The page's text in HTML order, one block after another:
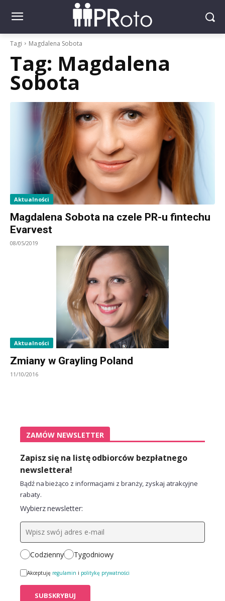
Tagi Magdalena Sobota
Tag: Magdalena
Sobota
Aktualności
Magdalena Sobota na czele PR-u fintechu
Evarvest
08/05/2019
Aktualności
Zmiany w Grayling Poland
11/10/2016
ZAMÓW NEWSLETTER
Zapisz się na listę odbiorców bezpłatnego
newslettera!
Bądź na bieżąco z informacjami z branży, zyskaj atrakcyjne
rabaty.
Wybierz newsletter:
Codzienny Tygodniowy
Akceptuję regulamin i politykę prywatności